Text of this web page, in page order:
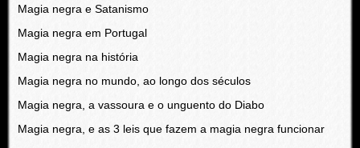
Magia negra e Satanismo
Magia negra em Portugal
Magia negra na história
Magia negra no mundo, ao longo dos séculos
Magia negra, a vassoura e o unguento do Diabo
Magia negra, e as 3 leis que fazem a magia negra funcionar